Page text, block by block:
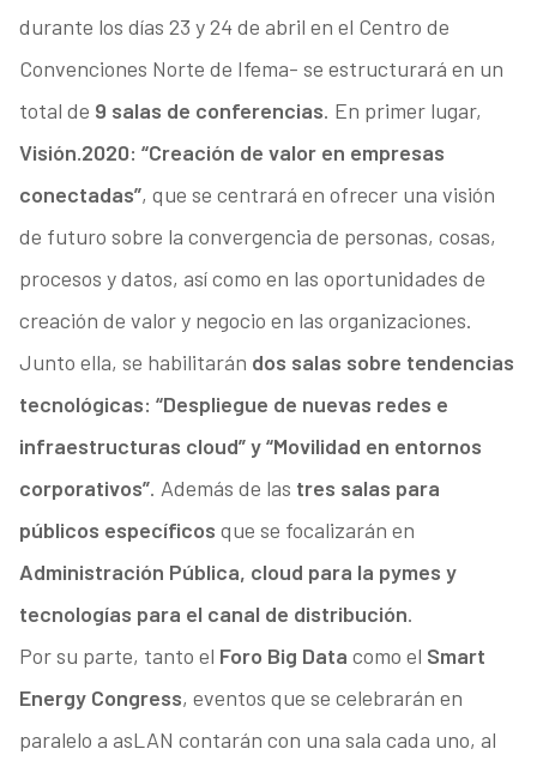
durante los días 23 y 24 de abril en el Centro de
Convenciones Norte de Ifema- se estructurará en un
total de 9 salas de conferencias. En primer lugar,
Visión.2020: “Creación de valor en empresas
conectadas”, que se centrará en ofrecer una visión
de futuro sobre la convergencia de personas, cosas,
procesos y datos, así como en las oportunidades de
creación de valor y negocio en las organizaciones.
Junto ella, se habilitarán dos salas sobre tendencias
tecnológicas: “Despliegue de nuevas redes e
infraestructuras cloud” y “Movilidad en entornos
corporativos”. Además de las tres salas para
públicos específicos que se focalizarán en
Administración Pública, cloud para la pymes y
tecnologías para el canal de distribución.
Por su parte, tanto el Foro Big Data como el Smart
Energy Congress, eventos que se celebrarán en
paralelo a asLAN contarán con una sala cada uno, al